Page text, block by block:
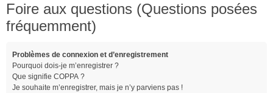
Foire aux questions (Questions posées
fréquemment)
Problèmes de connexion et d’enregistrement
Pourquoi dois-je m’enregistrer ?
Que signifie COPPA ?
Je souhaite m’enregistrer, mais je n’y parviens pas !